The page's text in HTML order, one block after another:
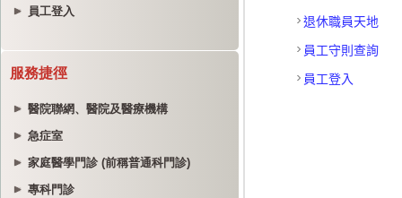
員工登入
服務捷徑
醫院聯網、醫院及醫療機構
急症室
家庭醫學門診 (前稱普通科門診)
專科門診